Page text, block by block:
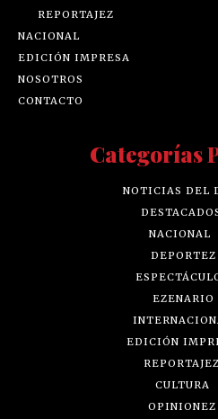
REPORTAJEZ
NACIONAL
EDICIÓN IMPRESA
NOSOTROS
CONTACTO
Categorías
NOTICIAS DEL
NACIONAL
DEPORTEZ
EZENARIO
EDICIÓN
REPORTAJEZ
CULTURA
OPINIONEZ